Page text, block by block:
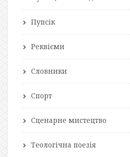
Пупсік
Реквієми
Словники
Спорт
Сценарне мистецтво
Теологічна поезія